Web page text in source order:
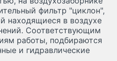
фильтр "циклон",
находящиеся в воздухе
Соответствующим
работы, подбираются
и гидравлические